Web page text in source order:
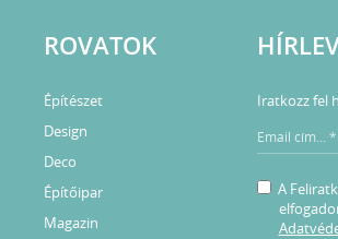
ROVATOK
Építészet
Design
Deco
Építőipar
Magazin
Iratkozz fel
A